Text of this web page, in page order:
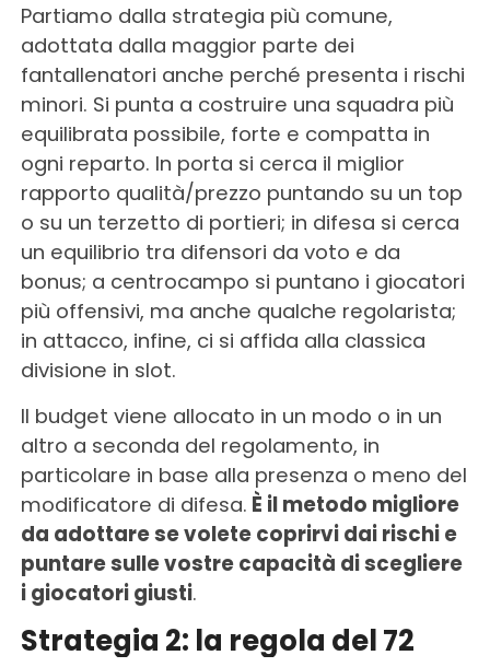
Partiamo dalla strategia più comune,
adottata dalla maggior parte dei
fantallenatori anche perché presenta i rischi
minori. Si punta a costruire una squadra più
equilibrata possibile, forte e compatta in
ogni reparto. In porta si cerca il miglior
rapporto qualità/prezzo puntando su un top
o su un terzetto di portieri; in difesa si cerca
un equilibrio tra difensori da voto e da
bonus; a centrocampo si puntano i giocatori
più offensivi, ma anche qualche regolarista;
in attacco, infine, ci si affida alla classica
divisione in slot.
Il budget viene allocato in un modo o in un
altro a seconda del regolamento, in
particolare in base alla presenza o meno del
modificatore di difesa. È il metodo migliore
da adottare se volete coprirvi dai rischi e
puntare sulle vostre capacità di scegliere
i giocatori giusti.
Strategia 2: la regola del 72